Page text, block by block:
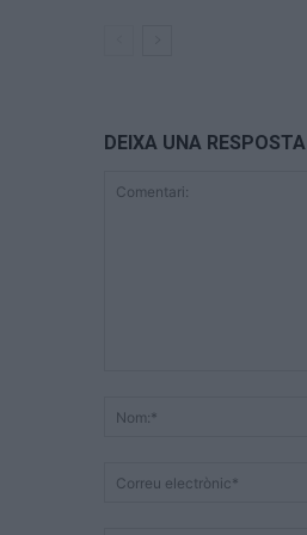
DEIXA UNA RESPOSTA